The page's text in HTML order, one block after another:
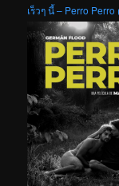
เร็วๆ นี้ – Perro